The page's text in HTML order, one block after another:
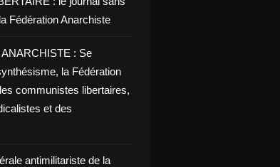
Fédération Anarchiste
: Se
la Fédération
communistes libertaires,
et des
antimilitariste de la